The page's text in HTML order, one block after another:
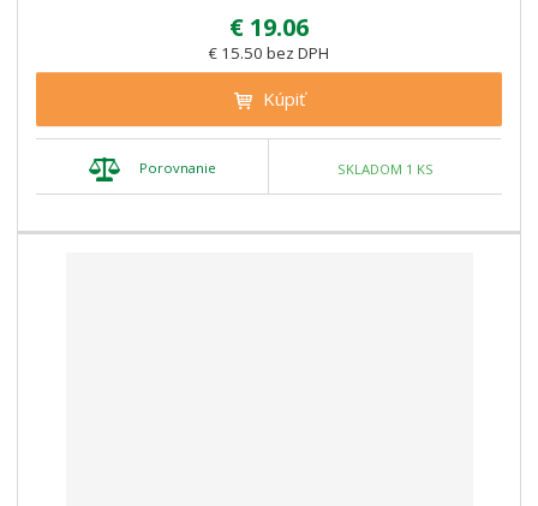
€ 19.06
€ 15.50 bez DPH
Kúpiť
Porovnanie SKLADOM 1 KS